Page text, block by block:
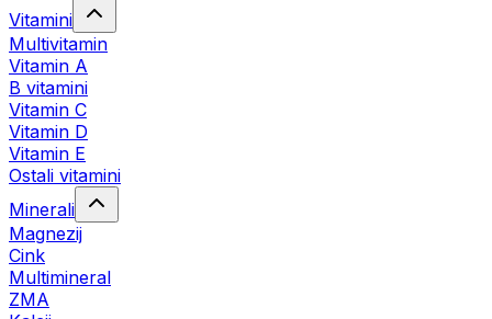
Vitamini
Multivitamin
Vitamin A
B vitamini
Vitamin C
Vitamin D
Vitamin E
Ostali vitamini
Minerali
Magnezij
Cink
Multimineral
ZMA